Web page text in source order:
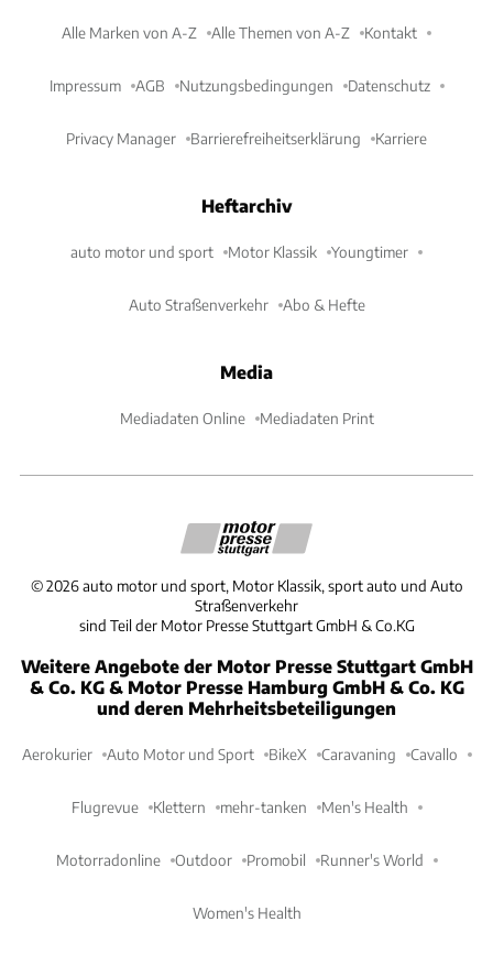
Alle Marken von A-Z Alle Themen von A-Z Kontakt
Impressum AGB Nutzungsbedingungen Datenschutz
Privacy Manager Barrierefreiheitserklärung Karriere
Heftarchiv
auto motor und sport Motor Klassik Youngtimer
Auto Straßenverkehr Abo & Hefte
Media
Mediadaten Online Mediadaten Print
©2026 auto motor und sport, Motor Klassik, sport auto und Auto
Straßenverkehr
sind Teil der Motor Presse Stuttgart GmbH & Co.KG
Weitere Angebote der Motor Presse Stuttgart GmbH
& Co. KG & Motor Presse Hamburg GmbH & Co. KG
und deren Mehrheitsbeteiligungen
Aerokurier Auto Motor und Sport BikeX Caravaning Cavallo
Flugrevue Klettern mehr-tanken Men's Health
Motorradonline Outdoor Promobil Runner's World
Women's Health